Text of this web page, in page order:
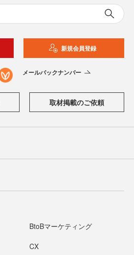
新規会員登録
メールバックナンバー
取材掲載のご依頼
BtoBマーケティング
CX